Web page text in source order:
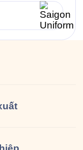
“dừng lại tí
phục gồm